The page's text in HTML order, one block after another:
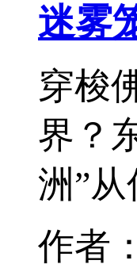
迷雾
穿梭
界？
洲”
作者：